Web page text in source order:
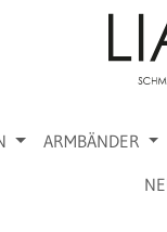
ARMBÄNDER